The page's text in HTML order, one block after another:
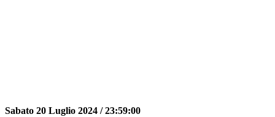
Sabato 20 Luglio 2024 /23:59:00